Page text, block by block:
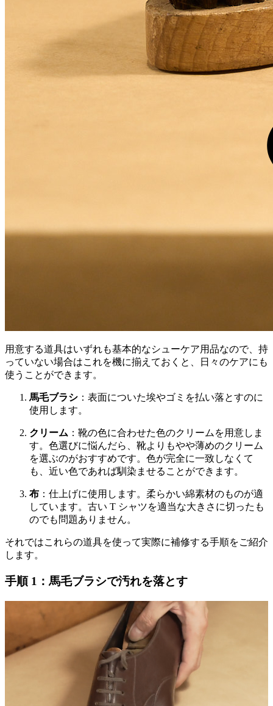
用意する道具はいずれも基本的なシューケア用品なので、持
っていない場合はこれを機に揃えておくと、日々のケアにも
使うことができます。
馬毛ブラシ ：表面についた埃やゴミを払い落とすのに
使用します。
クリーム ：靴の色に合わせた色のクリームを用意しま
す。色選びに悩んだら、靴よりもやや薄めのクリーム
を選ぶのがおすすめです。色が完全に一致しなくて
も、近い色であれば馴染ませることができます。
布 ：仕上げに使用します。柔らかい綿素材のものが適
しています。古い T シャツを適当な大きさに切ったも
のでも問題ありません。
それではこれらの道具を使って実際に補修する手順をご紹介
します。
手順 1：馬毛ブラシで汚れを落とす